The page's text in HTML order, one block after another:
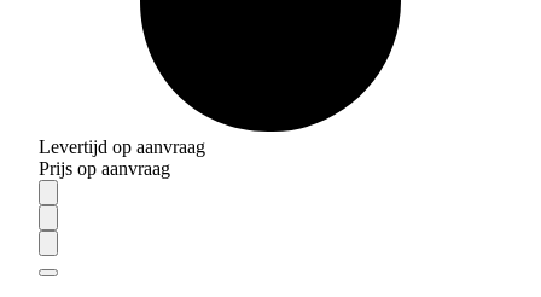
Levertijd op aanvraag
Prijs op aanvraag